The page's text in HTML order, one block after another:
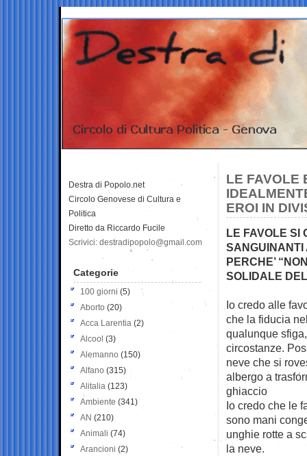
LE FAVOLE
EROI IN
LE FAVOLE SI
SANGUINANTI
PERCHE’
SOLIDALE
Io credo alle
che la fiducia
qualunque
circostanze.
neve che si
albergo a
ghiaccio
Io credo che le
sono mani
unghie rotte a
la neve.
Destra di Popolo.net
Circolo Genovese di Cultura e
Politica
Diretto da Riccardo Fucile
Scrivici: destradipopolo@gmail.com
Categorie
100 giorni (5)
Aborto (20)
Acca Larentia (2)
Alcool (3)
Alemanno (150)
Alfano (315)
Alitalia (123)
Ambiente (341)
AN (210)
Animali (74)
Arancioni (2)